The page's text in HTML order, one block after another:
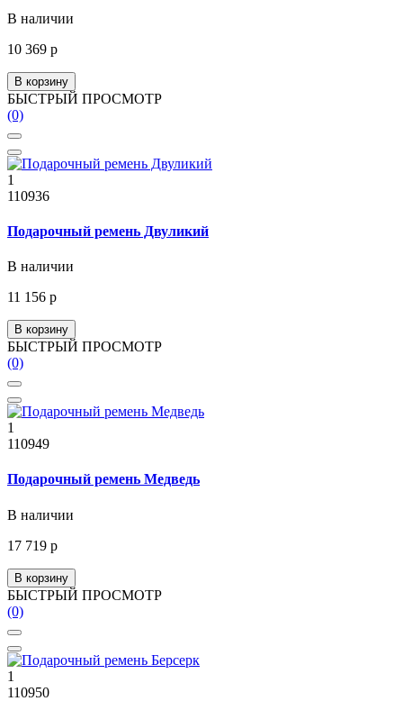
В наличии
10 369 р
В корзину
БЫСТРЫЙ ПРОСМОТР
(0)
1
110936
Подарочный ремень Двуликий
В наличии
11 156 р
В корзину
БЫСТРЫЙ ПРОСМОТР
(0)
1
110949
Подарочный ремень Медведь
В наличии
17 719 р
В корзину
БЫСТРЫЙ ПРОСМОТР
(0)
1
110950